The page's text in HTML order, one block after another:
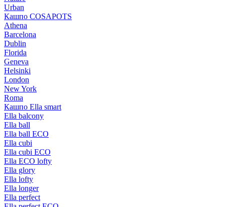
Urban
Кашпо COSAPOTS
Athena
Barcelona
Dublin
Florida
Geneva
Helsinki
London
New York
Roma
Кашпо Ella smart
Ella balcony
Ella ball
Ella ball ECO
Ella cubi
Ella cubi ECO
Ella ECO lofty
Ella glory
Ella lofty
Ella longer
Ella perfect